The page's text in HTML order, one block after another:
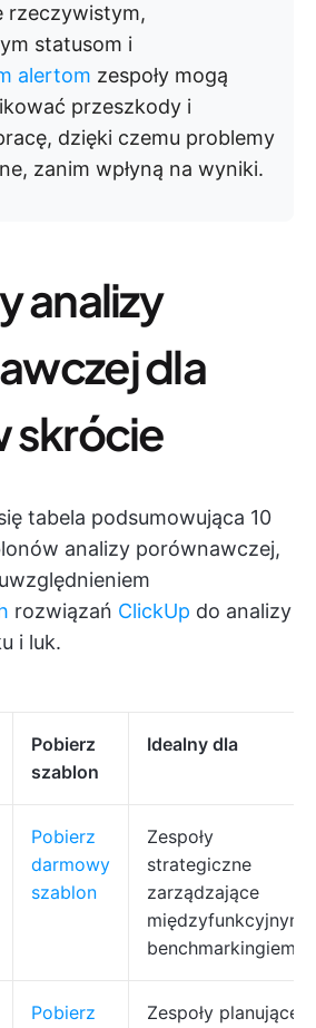
rzeczywistym,
statusom i
alertom zespoły mogą
przeszkody i
dzięki czemu problemy
zanim wpłyną na wyniki.
analizy
dla
skrócie
tabela podsumowująca 10
analizy porównawczej,
rozwiązań ClickUp do analizy
i luk.
Pobierz
szablon
Idealny dla
Pobierz
darmowy
szablon
Zespoły
strategiczne
zarządzające
międzyfunkcyjnym
benchmarkingiem
Pobierz
Zespoły planujące